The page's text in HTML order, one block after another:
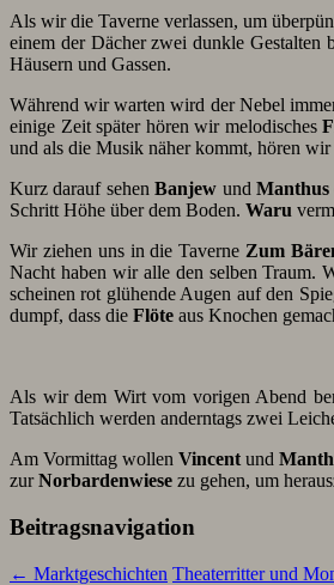
Als wir die Taverne verlassen, um
einem der Dächer zwei dunkle Gestalten
Häusern und Gassen.
Während wir warten wird der Nebel
einige Zeit später hören wir melodisches
und als die Musik näher kommt, hören
Kurz darauf sehenBanjew und Manthus
Schritt Höhe über dem Boden. Waru
Wir ziehen uns in die Taverne Zum
Nacht haben wir alle den selben Traum.
scheinen rot glühende Augen auf den
dumpf, dass die Flöte aus Knochen
Als wir dem Wirt vom vorigen Abend
Tatsächlich werden anderntags zwei
Am Vormittag wollen Vincent und
zurNorbardenwiese zu gehen, um
Beitragsnavigation
← Marktgeschichten Theaterritter und